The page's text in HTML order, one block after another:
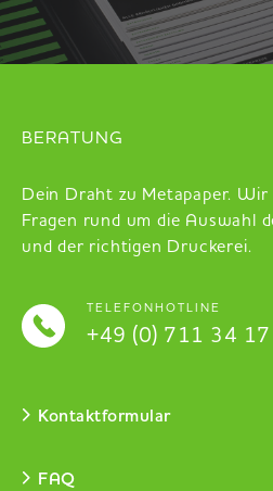
BERATUNG
Dein Draht zu Metapaper. Wir
Fragen rund um die Auswahl
und der richtigen Druckerei.
TELEFONHOTLINE
+49 (0) 711 34
Kontaktformular
FAQ